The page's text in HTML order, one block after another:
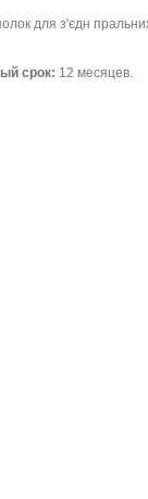
для з'єдн
срок: 12 месяцев.